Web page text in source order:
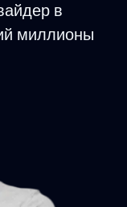
в
миллионы